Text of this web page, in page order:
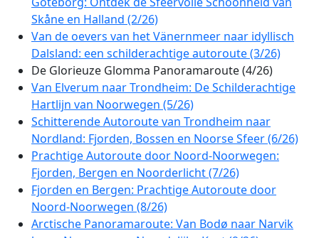
Skåne en Halland (2/26)
Van de oevers van het Vänernmeer naar idyllisch
Dalsland: een schilderachtige autoroute (3/26)
De Glorieuze Glomma Panoramaroute (4/26)
Van Elverum naar Trondheim: De Schilderachtige
Hartlijn van Noorwegen (5/26)
Schitterende Autoroute van Trondheim naar
Nordland: Fjorden, Bossen en Noorse Sfeer (6/26)
Prachtige Autoroute door Noord-Noorwegen:
Fjorden, Bergen en Noorderlicht (7/26)
Fjorden en Bergen: Prachtige Autoroute door
Noord-Noorwegen (8/26)
Arctische Panoramaroute: Van Bodø naar Narvik